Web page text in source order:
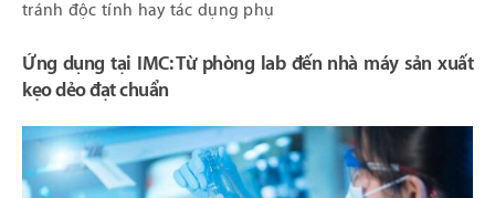
tránh độc tính hay tác dụng phụ
Ứng dụng tại IMC: Từ phòng lab đến nhà máy sản xuất
kẹo dẻo đạt chuẩn